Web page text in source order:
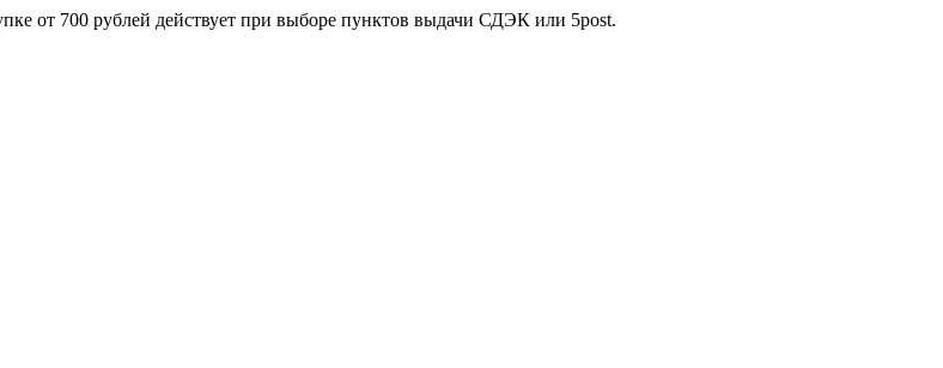
от 700 рублей действует при выборе пунктов выдачи СДЭК или 5post.